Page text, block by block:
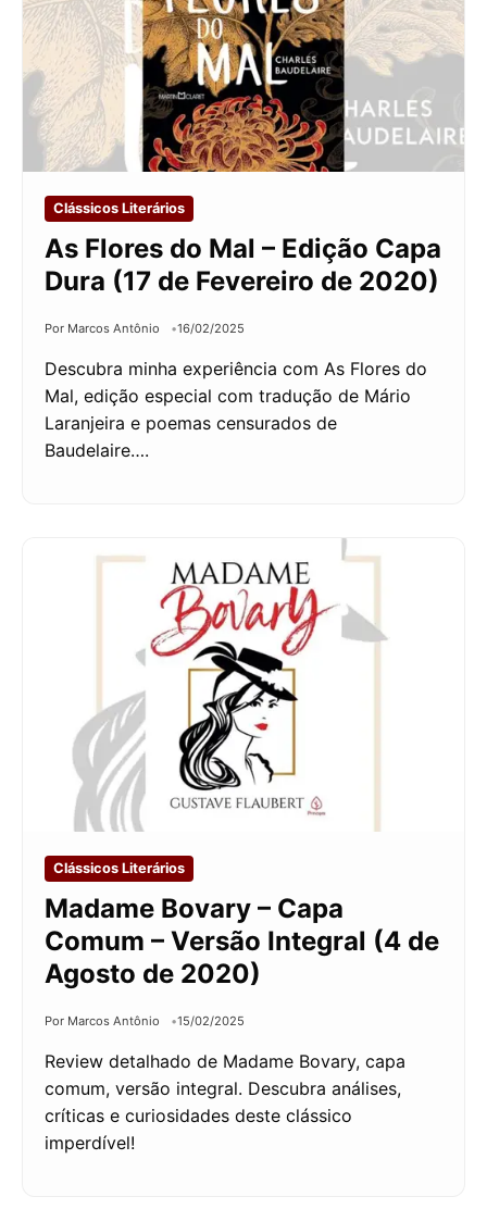
Clássicos Literários
As Flores do Mal – Edição Capa
Dura (17 de Fevereiro de 2020)
Por Marcos Antônio 16/02/2025
Descubra minha experiência com As Flores do
Mal, edição especial com tradução de Mário
Laranjeira e poemas censurados de
Baudelaire….
Clássicos Literários
Madame Bovary – Capa
Comum – Versão Integral (4 de
Agosto de 2020)
Por Marcos Antônio 15/02/2025
Review detalhado de Madame Bovary, capa
comum, versão integral. Descubra análises,
críticas e curiosidades deste clássico
imperdível!